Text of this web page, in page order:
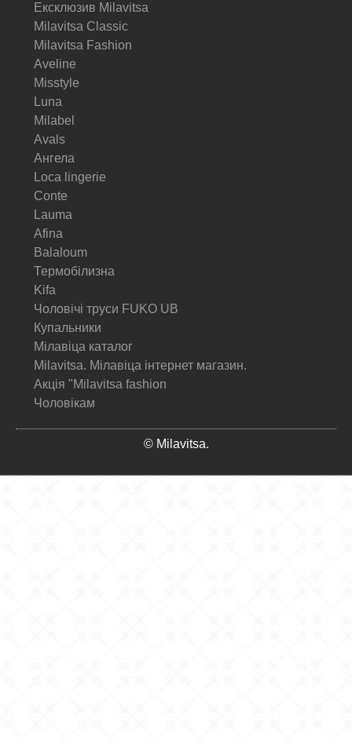
Ексклюзив Milavitsa
Milavitsa Classic
Milavitsa Fashion
Aveline
Misstyle
Luna
Milabel
Avals
Ангела
Loca lingerie
Conte
Lauma
Afina
Balaloum
Термобілизна
Kifa
Чоловічі труси FUKO UB
Купальники
Мілавіца каталог
Milavitsa. Мілавіца інтернет магазин.
Акція "Milavitsa fashion
Чоловікам
© Milavitsa.